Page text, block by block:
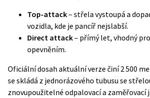
Top-attack– střela vystoupá a
vozidla, kde je pancíř nejslabší.
Direct attack– přímý let, vhodný
opevněním.
Oficiální dosah aktuální verze činí2 500
se skládá z jednorázového tubusu se
znovupoužitelné odpalovací a zaměřovací